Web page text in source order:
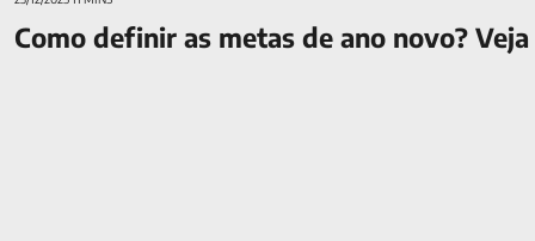
Como definir as metas de ano novo?